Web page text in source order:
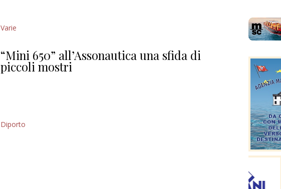
Varie
“Mini 650” all’Assonautica una sfida di
piccoli mostri
Diporto